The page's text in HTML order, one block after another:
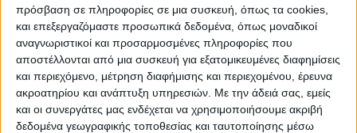
πρόσβαση σε πληροφορίες σε μια συσκευή, όπως τα cookies,
και επεξεργαζόμαστε προσωπικά δεδομένα, όπως μοναδικοί
αναγνωριστικοί και προσαρμοσμένες πληροφορίες που
αποστέλλονται από μια συσκευή για εξατομικευμένες διαφημίσεις
και περιεχόμενο, μέτρηση διαφήμισης και περιεχομένου, έρευνα
ακροατηρίου και ανάπτυξη υπηρεσιών. Με την άδειά σας, εμείς
και οι συνεργάτες μας ενδέχεται να χρησιμοποιήσουμε ακριβή
δεδομένα γεωγραφικής τοποθεσίας και ταυτοποίησης μέσω
Τίτλος Εμφανίσεις
ΣΤΕΝΤΟΡΑΣ Τεύχος #36 Εμφανίσεις: 3076
ΣΤΕΝΤΟΡΑΣ Τεύχος #35 Εμφανίσεις: 3244